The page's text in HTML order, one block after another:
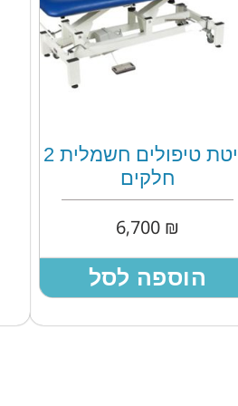
מיטת טיפולים חשמלית 2
חלקים
₪
6,700
הוספה לסל